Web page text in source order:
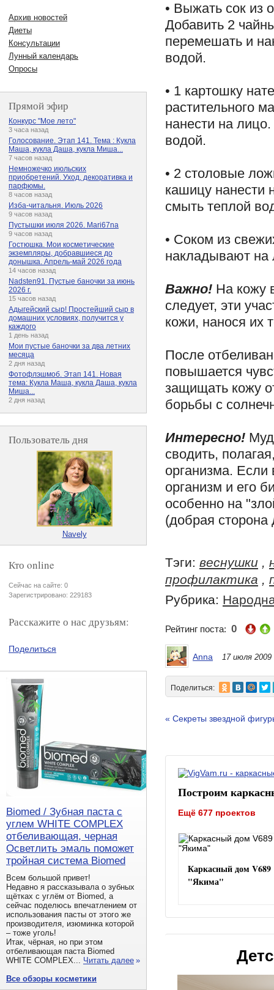
• Выжать сок из
Добавить 2
перемешать и
водой.
• 1 картошку
растительного
нанести на
водой.
• 2 столовые
кашицу нанести
смыть теплой
• Соком из
накладывают на
Важно! На кожу
следует, эти
кожи, нанося их
После
повышается
защищать кожу
борьбы с
Интересно!
сводить,
организма. Если
организм и его
особенно на
(добрая
Тэги: веснушки ,
профилактика ,
Рубрика:
Рейтинг поста: 0
Anna 17 июля 2009
Поделиться:
« Секреты звездной
Построим
Ещё 677 проектов
Каркасный дом V689
"Якима"
Архив новостей
Диеты
Консультации
Лунный календарь
Опросы
Прямой эфир
Конкурс "Мое лето"
3 часа назад
Голосование. Этап 141. Тема : Кукла
Маша, кукла Даша, кукла Миша...
7 часов назад
Немножечко июльских
приобретений. Уход, декоративка и
парфюмы.
8 часов назад
Изба-читальня. Июль 2026
9 часов назад
Пустышки июля 2026. Mari67na
9 часов назад
Гостюшка. Мои косметические
экземпляры, добравшиеся до
донышка. Апрель-май 2026 года
14 часов назад
Nadsten91. Пустые баночки за июнь
2026 г.
15 часов назад
Адыгейский сыр! Простейший сыр в
домашних условиях, получится у
каждого
1 день назад
Мои пустые баночки за два летних
месяца
2 дня назад
Фотофлэшмоб. Этап 141. Новая
тема: Кукла Маша, кукла Даша, кукла
Миша...
2 дня назад
Пользователь дня
Navely
Кто online
Сейчас на сайте: 0
Зарегистрировано: 229183
Расскажите о нас друзьям:
Поделиться
Biomed / Зубная паста с
углем WHITE COMPLEX
отбеливающая, черная
Осветлить эмаль поможет
тройная система Biomed
Всем большой привет!
Недавно я рассказывала о зубных
щётках с углём от Biomed, а
сейчас поделюсь впечатлением от
использования пасты от этого же
производителя, изюминка которой
– тоже уголь!
Итак, чёрная, но при этом
отбеливающая паста Biomed
WHITE COMPLEX... Читать далее »
Все обзоры косметики